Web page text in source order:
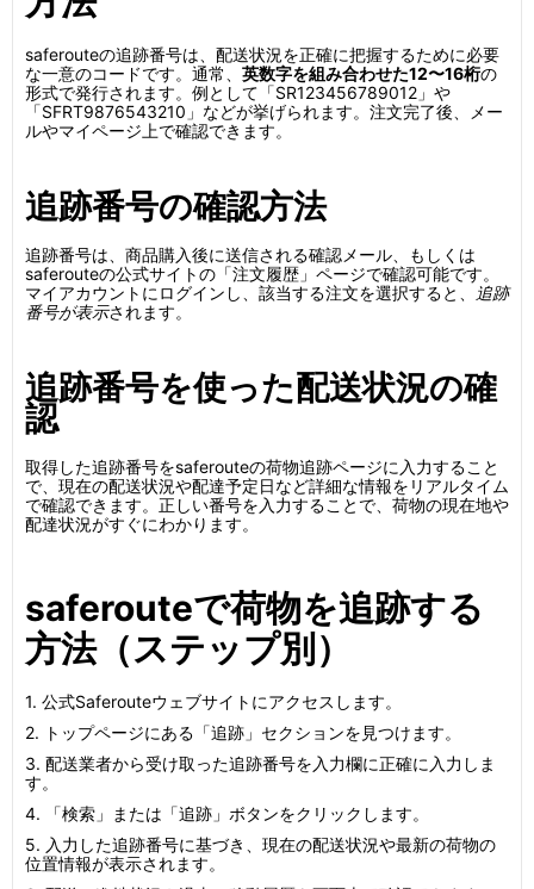
saferouteの追跡番号は、配送状況を正確に把握するために必要
な一意のコードです。通常、 英数字を組み合わせた12〜16桁の
形式で発行されます。例として「SR123456789012」や
「SFRT9876543210」などが挙げられます。注文完了後、メー
ルやマイページ上で確認できます。
追跡番号の確認方法
追跡番号は、商品購入後に送信される確認メール、もしくは
saferouteの公式サイトの「注文履歴」ページで確認可能です。
マイアカウントにログインし、該当する注文を選択すると、
追跡
番号が表示されます。
追跡番号を使った配送状況の確
認
取得した追跡番号をsaferouteの荷物追跡ページに入力すること
で、現在の配送状況や配達予定日など詳細な情報をリアルタイム
で確認できます。正しい番号を入力することで、荷物の現在地や
配達状況がすぐにわかります。
saferouteで荷物を追跡する
方法（ステップ別）
1. 公式Saferouteウェブサイトにアクセスします。
2. トップページにある「追跡」セクションを見つけます。
3. 配送業者から受け取った追跡番号を入力欄に正確に入力しま
す。
4. 「検索」または「追跡」ボタンをクリックします。
5. 入力した追跡番号に基づき、現在の配送状況や最新の荷物の
位置情報が表示されます。